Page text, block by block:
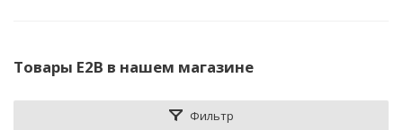
Товары E2B в нашем магазине
Фильтр